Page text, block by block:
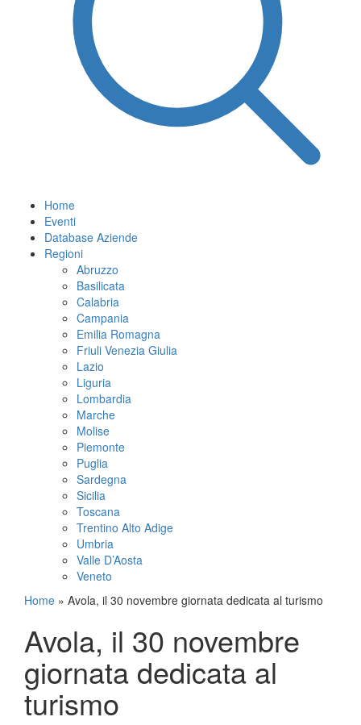
Home
Eventi
Database Aziende
Regioni
Abruzzo
Basilicata
Calabria
Campania
Emilia Romagna
Friuli Venezia Giulia
Lazio
Liguria
Lombardia
Marche
Molise
Piemonte
Puglia
Sardegna
Sicilia
Toscana
Trentino Alto Adige
Umbria
Valle D’Aosta
Veneto
Home » Avola, il 30 novembre giornata dedicata al turismo
Avola, il 30 novembre
giornata dedicata al
turismo